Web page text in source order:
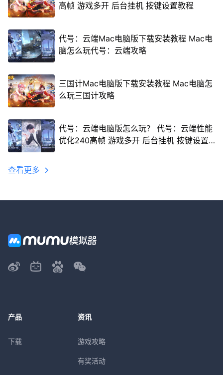
高帧 游戏多开 后台挂机 按键设置教程
代号：云端Mac电脑版下载安装教程 Mac电
脑怎么玩代号：云端攻略
三国计Mac电脑版下载安装教程 Mac电脑怎
么玩三国计攻略
代号：云端电脑版怎么玩？ 代号：云端性能
优化240高帧 游戏多开 后台挂机 按键设置
查看更多
产品
下载
资讯
游戏攻略
有奖活动